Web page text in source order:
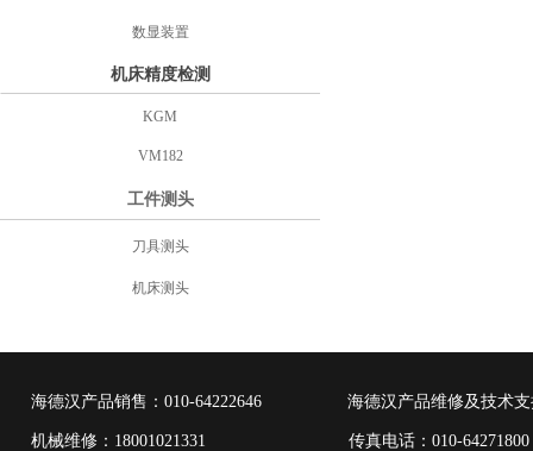
数显装置
机床精度检测
KGM
VM182
工件测头
刀具测头
机床测头
海德汉产品销售： 010-64222646 海德汉产品维修及技术
机械维修：18001021331 传真电话：